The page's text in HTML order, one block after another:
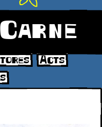
Acts